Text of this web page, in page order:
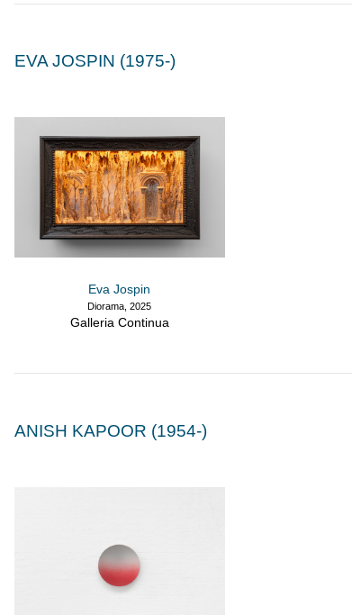
EVA JOSPIN (1975-)
Eva Jospin
Diorama, 2025
Galleria Continua
ANISH KAPOOR (1954-)